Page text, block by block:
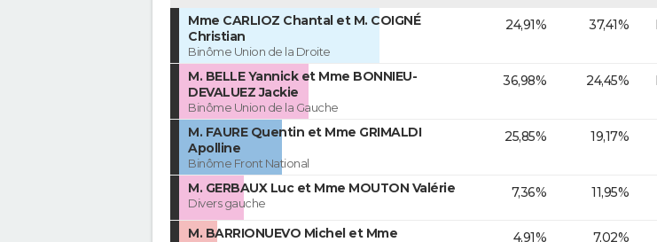
Mme CARLIOZ Chantal et M. COIGNÉ
Christian
Binôme Union de la Droite
24,91% 37,41%
M. BELLE Yannick et Mme BONNIEU-
DEVALUEZ Jackie
Binôme Union de la Gauche
36,98% 24,45%
M. FAURE Quentin et Mme GRIMALDI
Apolline
Binôme Front National
25,85% 19,17%
M. GERBAUX Luc et Mme MOUTON Valérie
Divers gauche
7,36% 11,95%
M. BARRIONUEVO Michel et Mme
4,91% 7,02%